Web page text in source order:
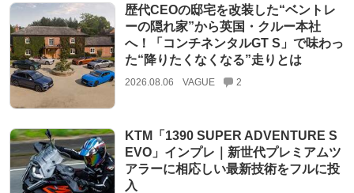
歴代CEOの邸宅を改装した“ベントレ
ーの隠れ家”から英国・クルー本社
へ！「コンチネンタルGT S」で味わっ
た“降りたくなくなる”走りとは
2026.08.06 VAGUE 2
KTM「1390 SUPER ADVENTURE S
EVO」インプレ｜新世代プレミアムツ
アラーに相応しい最新技術をフルに投
入